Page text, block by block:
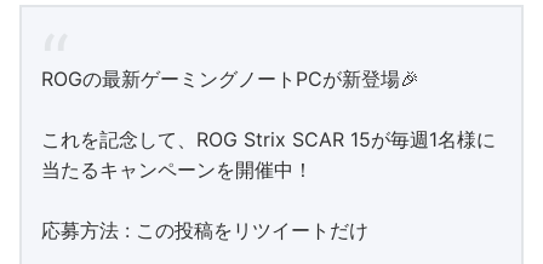
ROGの最新ゲーミングノートPCが新登場🎉
これを記念して、ROG Strix SCAR 15が毎週1名様に
当たるキャンペーンを開催中！
応募方法 : この投稿をリツイートだけ